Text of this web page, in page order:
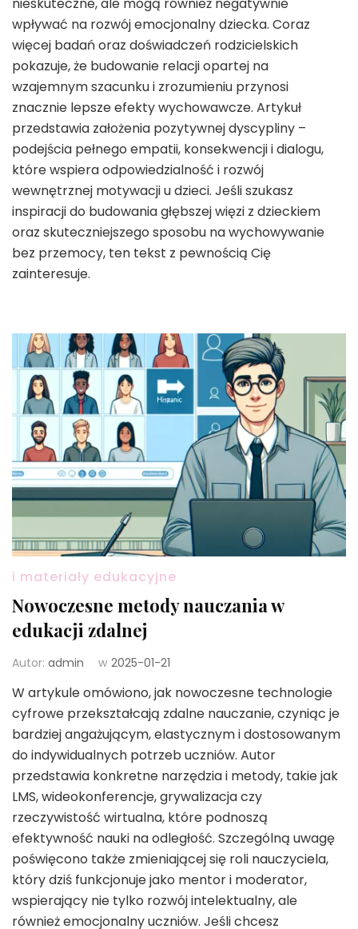
wpływać na rozwój emocjonalny dziecka. Coraz
więcej badań oraz doświadczeń rodzicielskich
pokazuje, że budowanie relacji opartej na
wzajemnym szacunku i zrozumieniu przynosi
znacznie lepsze efekty wychowawcze. Artykuł
przedstawia założenia pozytywnej dyscypliny –
podejścia pełnego empatii, konsekwencji i dialogu,
które wspiera odpowiedzialność i rozwój
wewnętrznej motywacji u dzieci. Jeśli szukasz
inspiracji do budowania głębszej więzi z dzieckiem
oraz skuteczniejszego sposobu na wychowywanie
bez przemocy, ten tekst z pewnością Cię
zainteresuje.
i materiały edukacyjne
Nowoczesne metody nauczania w
edukacji zdalnej
Autor: admin w 2025-01-21
W artykule omówiono, jak nowoczesne technologie
cyfrowe przekształcają zdalne nauczanie, czyniąc je
bardziej angażującym, elastycznym i dostosowanym
do indywidualnych potrzeb uczniów. Autor
przedstawia konkretne narzędzia i metody, takie jak
LMS, wideokonferencje, grywalizacja czy
rzeczywistość wirtualna, które podnoszą
efektywność nauki na odległość. Szczególną uwagę
poświęcono także zmieniającej się roli nauczyciela,
który dziś funkcjonuje jako mentor i moderator,
wspierający nie tylko rozwój intelektualny, ale
również emocjonalny uczniów. Jeśli chcesz